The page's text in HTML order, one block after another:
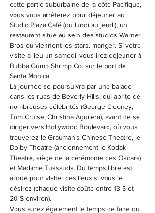
cette partie suburbaine de la côte Pacifique,
vous vous arrêterez pour déjeuner au
Studio Plaza Café (du lundi au jeudi), un
restaurant situé au sein des studios Warner
Bros où viennent les stars. manger. Si votre
visite a lieu un samedi, vous irez déjeuner à
Bubba Gump Shrimp Co. sur le port de
Santa Monica.
La journée se poursuivra par une balade
dans les rues de Beverly Hills, qui abrite de
nombreuses célébrités (George Clooney,
Tom Cruise, Christina Aguilera), avant de se
diriger vers Hollywood Boulevard, où vous
trouverez le Grauman's Chinese Theatre, le
Dolby Theatre (anciennement le Kodak
Theatre, siège de la cérémonie des Oscars)
et Madame Tussauds. Du temps libre est
alloué pour visiter ces lieux si vous le
désirez (chaque visite coûte entre 13 $ et
20 $ environ).
Vous aurez également le temps de faire du